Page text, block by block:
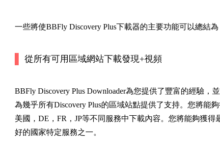
一些將使BBFly Discovery Plus下載器的主要功能可以總結為
從所有可用區域網站下載發現+視頻
BBFly Discovery Plus Downloader為您提供了豐富的經驗，並
為幾乎所有Discovery Plus的區域站點提供了支持。您將能
美國，DE，FR，JP等不同服務中下載內容。您將能夠獲得
好的國家特定服務之一。